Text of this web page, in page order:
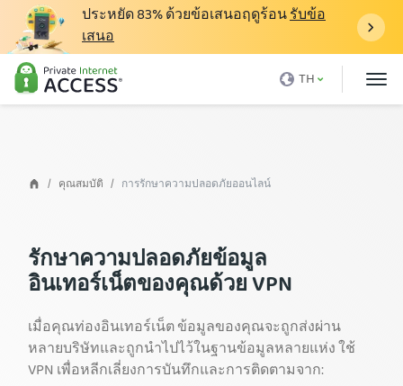
ประหยัด83%ด้วยข้อเสนอฤดูร้อนรับข้อ
เสนอ
TH
VPN คืออะไร
ทำไมต้อง PIA
ข้อดีของ VPN
เซิร์ฟเวอร์ VPN
บล็อก
ฝ่ายสนับสนุน
เข้าสู่ระบบ
คุณสมบัติ การรักษาความปลอดภัยออนไลน์
รักษาความปลอดภัยข้อมูล
อินเทอร์เน็ตของคุณด้วย VPN
เมื่อคุณท่องอินเทอร์เน็ต ข้อมูลของคุณจะถูกส่งผ่าน
หลายบริษัทและถูกนำไปไว้ในฐานข้อมูลหลายแห่ง ใช้
VPN เพื่อหลีกเลี่ยงการบันทึกและการติดตามจาก: